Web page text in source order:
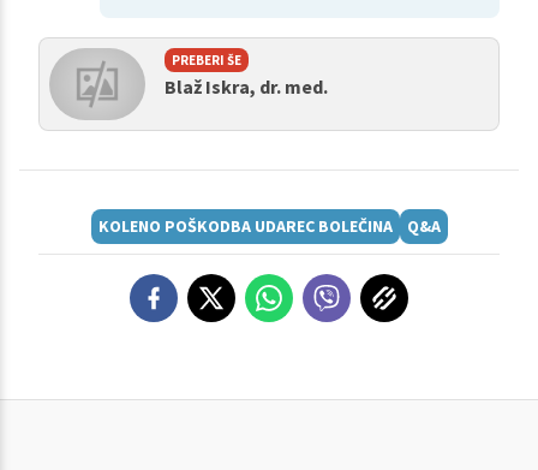
PREBERI ŠE
Blaž Iskra, dr. med.
KOLENO POŠKODBA UDAREC BOLEČINA Q&A